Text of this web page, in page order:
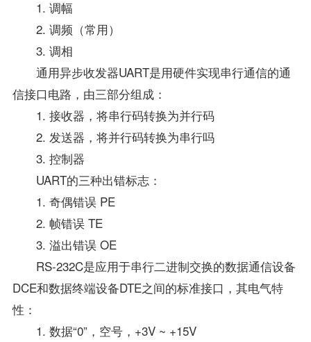
1. 调幅
2. 调频（常用）
3. 调相
通用异步收发器UART是用硬件实现串行通信的通
信接口电路，由三部分组成：
1. 接收器，将串行码转换为并行码
2. 发送器，将并行码转换为串行吗
3. 控制器
UART的三种出错标志：
1. 奇偶错误 PE
2. 帧错误 TE
3. 溢出错误 OE
RS-232C是应用于串行二进制交换的数据通信设备
DCE和数据终端设备DTE之间的标准接口，其电气特
性：
1. 数据“0”，空号，+3V ~ +15V